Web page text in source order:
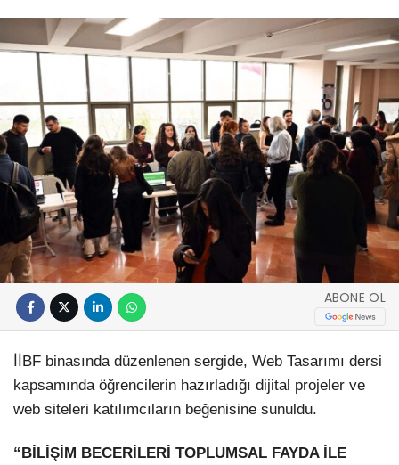
ABONE OL
İİBF binasında düzenlenen sergide, Web Tasarımı dersi
kapsamında öğrencilerin hazırladığı dijital projeler ve
web siteleri katılımcıların beğenisine sunuldu.
“BİLİŞİM BECERİLERİ TOPLUMSAL FAYDA İLE